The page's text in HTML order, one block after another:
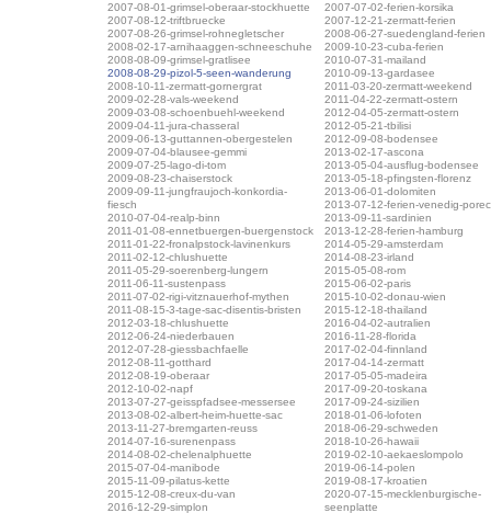
2007-08-01-grimsel-oberaar-stockhuette
2007-08-12-triftbruecke
2007-08-26-grimsel-rohnegletscher
2008-02-17-arnihaaggen-schneeschuhe
2008-08-09-grimsel-gratlisee
2008-08-29-pizol-5-seen-wanderung
2008-10-11-zermatt-gornergrat
2009-02-28-vals-weekend
2009-03-08-schoenbuehl-weekend
2009-04-11-jura-chasseral
2009-06-13-guttannen-obergestelen
2009-07-04-blausee-gemmi
2009-07-25-lago-di-tom
2009-08-23-chaiserstock
2009-09-11-jungfraujoch-konkordia-
fiesch
2010-07-04-realp-binn
2011-01-08-ennetbuergen-buergenstock
2011-01-22-fronalpstock-lavinenkurs
2011-02-12-chlushuette
2011-05-29-soerenberg-lungern
2011-06-11-sustenpass
2011-07-02-rigi-vitznauerhof-mythen
2011-08-15-3-tage-sac-disentis-bristen
2012-03-18-chlushuette
2012-06-24-niederbauen
2012-07-28-giessbachfaelle
2012-08-11-gotthard
2012-08-19-oberaar
2012-10-02-napf
2013-07-27-geisspfadsee-messersee
2013-08-02-albert-heim-huette-sac
2013-11-27-bremgarten-reuss
2014-07-16-surenenpass
2014-08-02-chelenalphuette
2015-07-04-manibode
2015-11-09-pilatus-kette
2015-12-08-creux-du-van
2016-12-29-simplon
2007-07-02-ferien-korsika
2007-12-21-zermatt-ferien
2008-06-27-suedengland-ferien
2009-10-23-cuba-ferien
2010-07-31-mailand
2010-09-13-gardasee
2011-03-20-zermatt-weekend
2011-04-22-zermatt-ostern
2012-04-05-zermatt-ostern
2012-05-21-tbilisi
2012-09-08-bodensee
2013-02-17-ascona
2013-05-04-ausflug-bodensee
2013-05-18-pfingsten-florenz
2013-06-01-dolomiten
2013-07-12-ferien-venedig-porec
2013-09-11-sardinien
2013-12-28-ferien-hamburg
2014-05-29-amsterdam
2014-08-23-irland
2015-05-08-rom
2015-06-02-paris
2015-10-02-donau-wien
2015-12-18-thailand
2016-04-02-autralien
2016-11-28-florida
2017-02-04-finnland
2017-04-14-zermatt
2017-05-05-madeira
2017-09-20-toskana
2017-09-24-sizilien
2018-01-06-lofoten
2018-06-29-schweden
2018-10-26-hawaii
2019-02-10-aekaeslompolo
2019-06-14-polen
2019-08-17-kroatien
2020-07-15-mecklenburgische-
seenplatte